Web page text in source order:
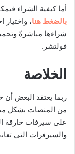
أما كيفية الشراء
بالضغط هنا
شراءها مباشرةً
فولتشر.
الخلاصة
من المنصات بشكل
على سيرفات خارقة
والسيرفرات التي